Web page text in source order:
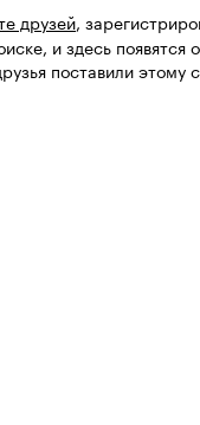
друзей,
и здесь появятся
поставили этому